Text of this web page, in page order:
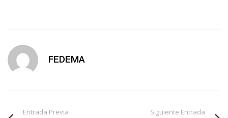
FEDEMA
Entrada Previa Siguiente Entrada